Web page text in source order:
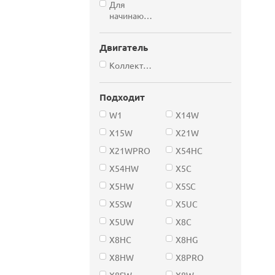
Для
начинающих
Двигатель
Коллекторный
Подходит
W1
X14W
X15W
X21W
X21WPRO
X54HC
X54HW
X5C
X5HW
X5SC
X5SW
X5UC
X5UW
X8C
X8HC
X8HG
X8HW
X8PRO